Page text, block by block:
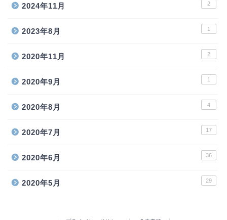
2024年11月 2
2023年8月 1
2020年11月 2
2020年9月 1
2020年8月 4
2020年7月 17
2020年6月 36
2020年5月 29